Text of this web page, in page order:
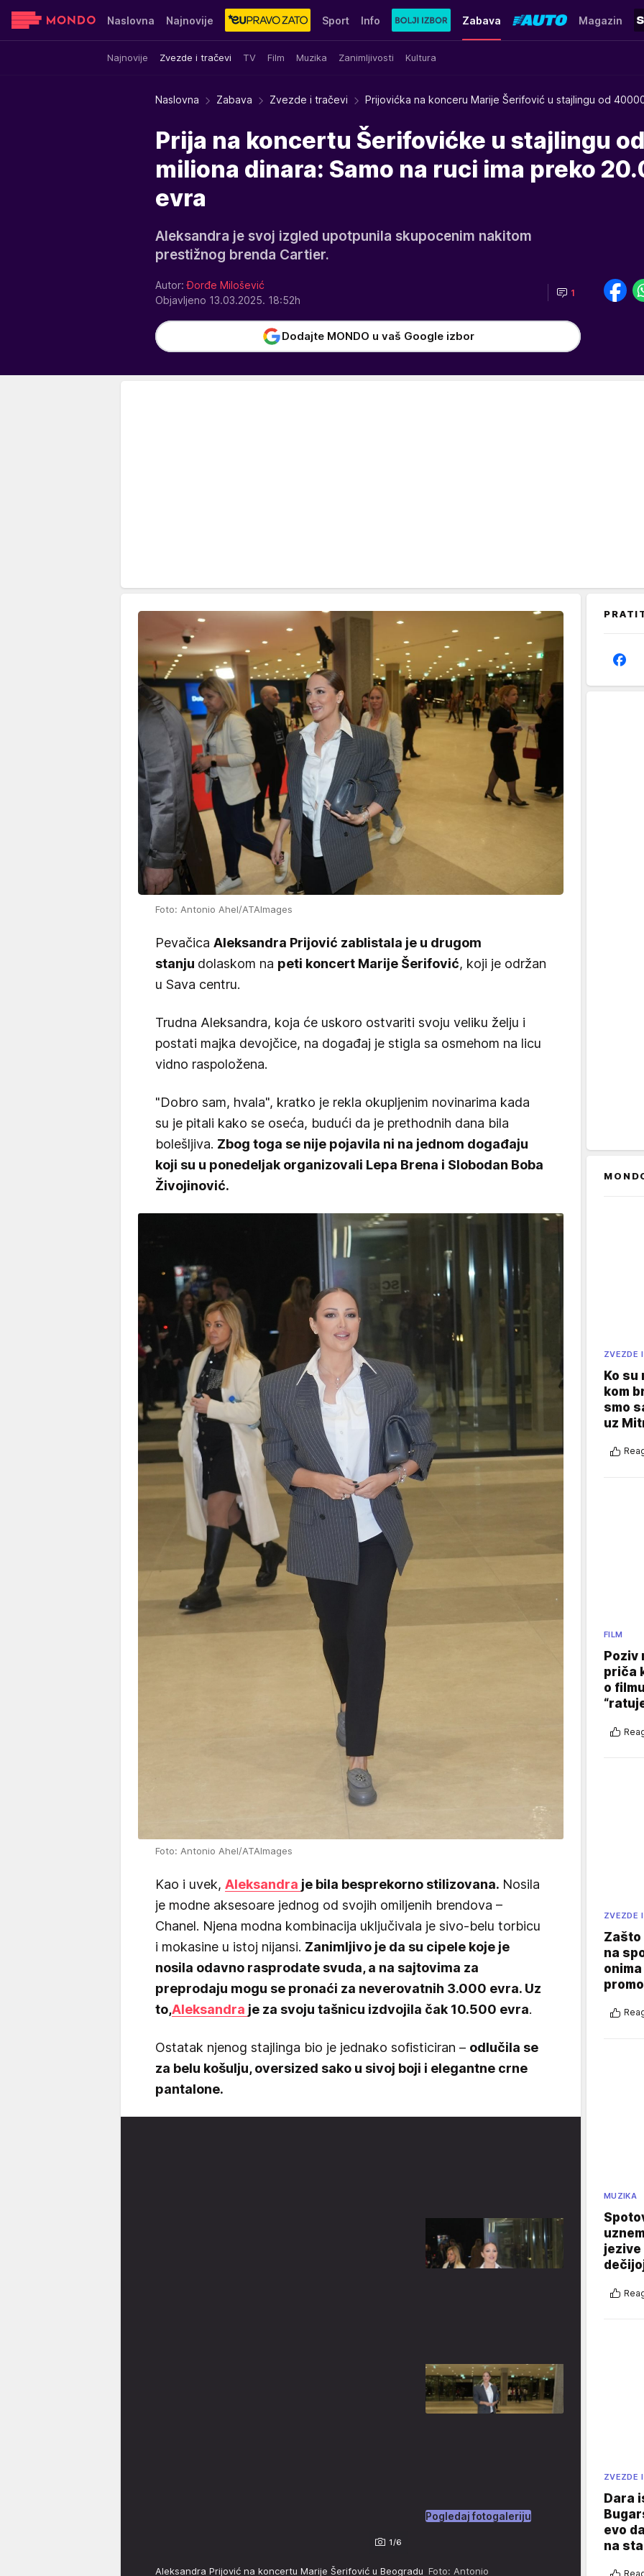
Naslovna Najnovije Sport Info Zabava
Najnovije Zvezde i tračevi TV Film Muzika Zanimljivosti Kultura
Magazin
Sensa Stvar ukusa Yumama
Naslovna Zabava Zvezde i tračevi Prijovićka na konceru Marije Šerifović u stajlingu od
Prija na koncertu Šerifovićke u stajlingu
miliona dinara: Samo na ruci ima preko
evra
Aleksandra je svoj izgled upotpunila skupocenim nakitom
prestižnog brenda Cartier.
Autor: Đorđe Milošević
Objavljeno 13.03.2025. 18:52h
1
Dodajte MONDO u vaš Google izbor
Foto: Antonio Ahel/ATAImages
Pevačica Aleksandra Prijović zablistala je u drugom
stanju dolaskom na peti koncert Marije Šerifović, koji je održan
u Sava centru.
Trudna Aleksandra, koja će uskoro ostvariti svoju veliku želju i
postati majka devojčice, na događaj je stigla sa osmehom na licu
vidno raspoložena.
"Dobro sam, hvala", kratko je rekla okupljenim novinarima kada
su je pitali kako se oseća, budući da je prethodnih dana bila
bolešljiva. Zbog toga se nije pojavila ni na jednom događaju
koji su u ponedeljak organizovali Lepa Brena i Slobodan Boba
Živojinović.
Foto: Antonio Ahel/ATAImages
Kao i uvek, Aleksandra je bila besprekorno stilizovana. Nosila
je modne aksesoare jednog od svojih omiljenih brendova –
Chanel. Njena modna kombinacija uključivala je sivo-belu torbicu
i mokasine u istoj nijansi. Zanimljivo je da su cipele koje je
nosila odavno rasprodate svuda, a na sajtovima za
preprodaju mogu se pronaći za neverovatnih 3.000 evra. Uz
to,Aleksandra je za svoju tašnicu izdvojila čak 10.500 evra.
Ostatak njenog stajlinga bio je jednako sofisticiran – odlučila se
za belu košulju, oversized sako u sivoj boji i elegantne crne
pantalone.
1/6
Pogledaj fotogaleriju
Aleksandra Prijović na koncertu Marije Šerifović u Beogradu Foto: Antonio
ZVEZDE
Ko su
kom
smo
uz
FILM
Poziv
priča
o
ZVEZDE
Zašto
na
MUZIKA
jezive
ZVEZDE
Dara
evo
na